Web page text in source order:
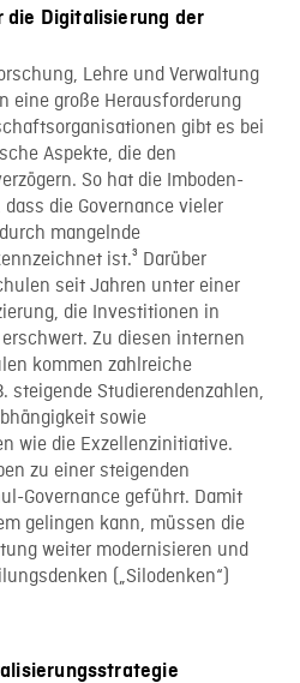
die Digitalisierung der
Lehre und Verwaltung
eine große Herausforderung
gibt es bei
Aspekte, die den
So hat die Imboden-
die Governance vieler
mangelnde
ist.³ Darüber
seit Jahren unter einer
die Investitionen in
Zu diesen internen
kommen zahlreiche
steigende Studierendenzahlen,
sowie
wie die Exzellenzinitiative.
zu einer steigenden
Governance geführt. Damit
gelingen kann, müssen die
weiter modernisieren und
(„Silodenken“)